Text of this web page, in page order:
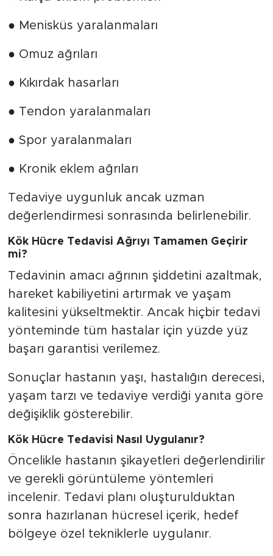
● Menisküs yaralanmaları
● Omuz ağrıları
● Kıkırdak hasarları
● Tendon yaralanmaları
● Spor yaralanmaları
● Kronik eklem ağrıları
Tedaviye uygunluk ancak uzman
değerlendirmesi sonrasında belirlenebilir.
Kök Hücre Tedavisi Ağrıyı Tamamen Geçirir
mi?
Tedavinin amacı ağrının şiddetini azaltmak,
hareket kabiliyetini artırmak ve yaşam
kalitesini yükseltmektir. Ancak hiçbir tedavi
yönteminde tüm hastalar için yüzde yüz
başarı garantisi verilemez.
Sonuçlar hastanın yaşı, hastalığın derecesi,
yaşam tarzı ve tedaviye verdiği yanıta göre
değişiklik gösterebilir.
Kök Hücre Tedavisi Nasıl Uygulanır?
Öncelikle hastanın şikayetleri değerlendirilir
ve gerekli görüntüleme yöntemleri
incelenir. Tedavi planı oluşturulduktan
sonra hazırlanan hücresel içerik, hedef
bölgeye özel tekniklerle uygulanır.